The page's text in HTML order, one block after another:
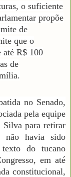
o suficiente
propõe
de
que o
até R$ 100
de
no Senado,
pela equipe
para retirar
não havia sido
do tucano
em até
constitucional,